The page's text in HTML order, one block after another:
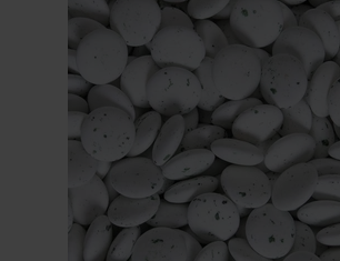
Sticker fête rond eucalyptus